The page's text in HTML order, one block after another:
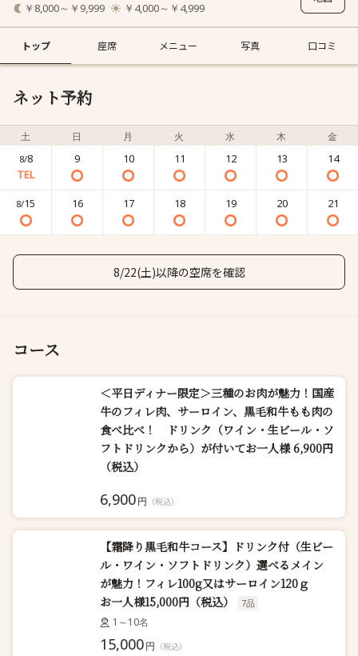
￥8,000～￥9,999 ￥4,000～￥4,999
トップ 座席 メニュー 写真 口コミ
ネット予約
土 日 月 火 水 木 金
8/8 9 10 11 12 13 14
8/15 16 17 18 19 20 21
8/22(土)以降の空席を確認
コース
＜平日ディナー限定＞三種のお肉が魅力！国産
牛のフィレ肉、サーロイン、黒毛和牛もも肉の
食べ比べ！ ドリンク（ワイン・生ビール・ソ
フトドリンクから）が付いてお一人様 6,900円
（税込）
6,900円 （税込）
【霜降り黒毛和牛コース】ドリンク付（生ビー
ル・ワイン・ソフトドリンク）選べるメイン
が魅力！フィレ100g又はサーロイン120ｇ
お一人様15,000円（税込）
7品
1～10名
15,000円 （税込）